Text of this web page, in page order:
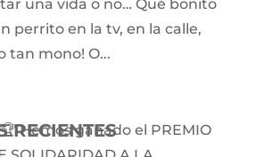
una vida o no… Qué bonito
perrito en la tv, en la calle,
tan mono! O...
RECIENTES
Hemos ganado el PREMIO